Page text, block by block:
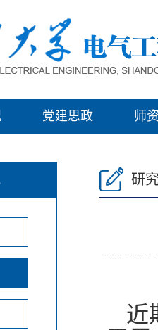
党建思政 师
研
近